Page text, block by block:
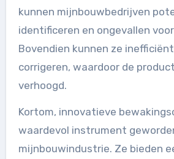
kunnen mijnbouwbedrijven
identificeren en ongevallen
Bovendien kunnen ze
corrigeren, waardoor de
verhoogd.
Kortom, innovatieve
waardevol instrument
mijnbouwindustrie. Ze bieden